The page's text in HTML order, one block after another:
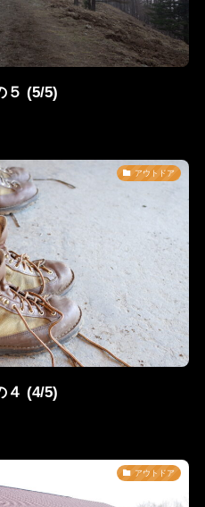
５ (5/5)
アウトドア
４ (4/5)
アウトドア